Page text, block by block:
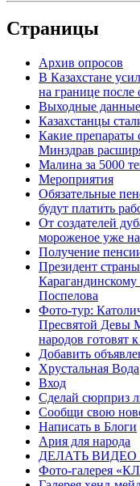
Страницы
Архив опросов
В Казахстане
на границе после
Выходные данные
Казахстанцы
Какие препараты
Минздрав
Малина за 5000
Мероприятия
Обязательные
будут платить
От создателей
мороженое уже
Получение
Президент
Поспелова
Фото-тур:
Пресвятой Девы
народов готовят
Добавить
Хрустальная Вода
Вход
Сделай сюрприз
Сообщи свою
Написать в Блоги
Ария для народа
ДЕЛАТЬ
Фото-галерея